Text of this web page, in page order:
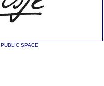
PUBLIC SPACE